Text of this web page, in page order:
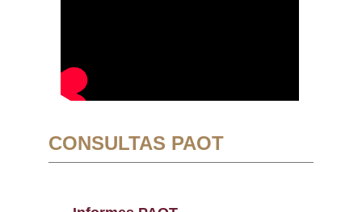
CONSULTAS PAOT